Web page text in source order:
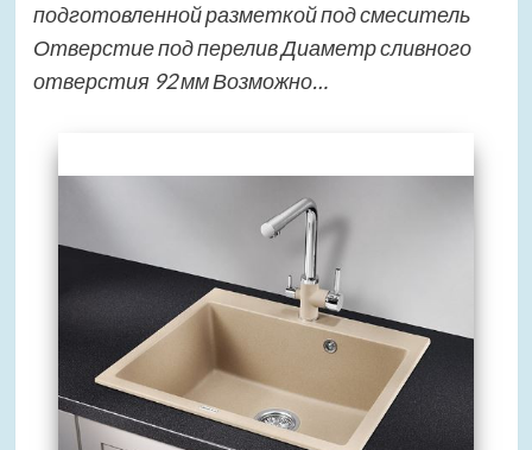
подготовленной разметкой под смеситель
Отверстие под перелив Диаметр сливного
отверстия 92 мм Возможно…